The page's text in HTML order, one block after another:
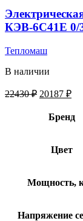
КЭВ-6С41Е 0/
Тепломаш
В наличии
22430₽ 20187 ₽
Бренд
Цвет
Мощность,
Напряжение